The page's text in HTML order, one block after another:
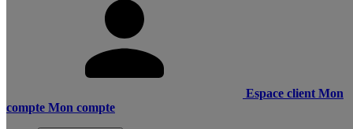
Espace client Mon
compte Mon compte